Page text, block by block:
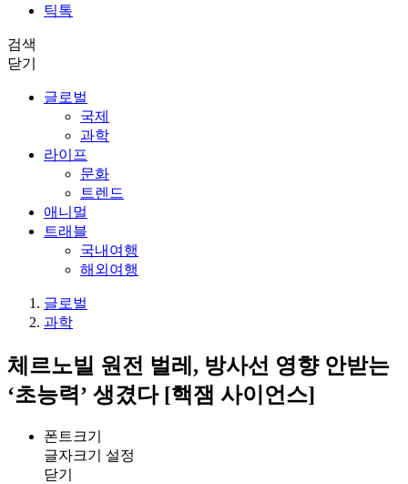
틱톡
검색
닫기
글로벌
국제
과학
라이프
문화
트렌드
애니멀
트래블
국내여행
해외여행
글로벌
과학
체르노빌 원전 벌레, 방사선 영향 안받는
‘초능력’ 생겼다 [핵잼 사이언스]
폰트크기
글자크기 설정
닫기